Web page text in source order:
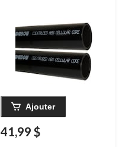
Ajouter
41,99 $